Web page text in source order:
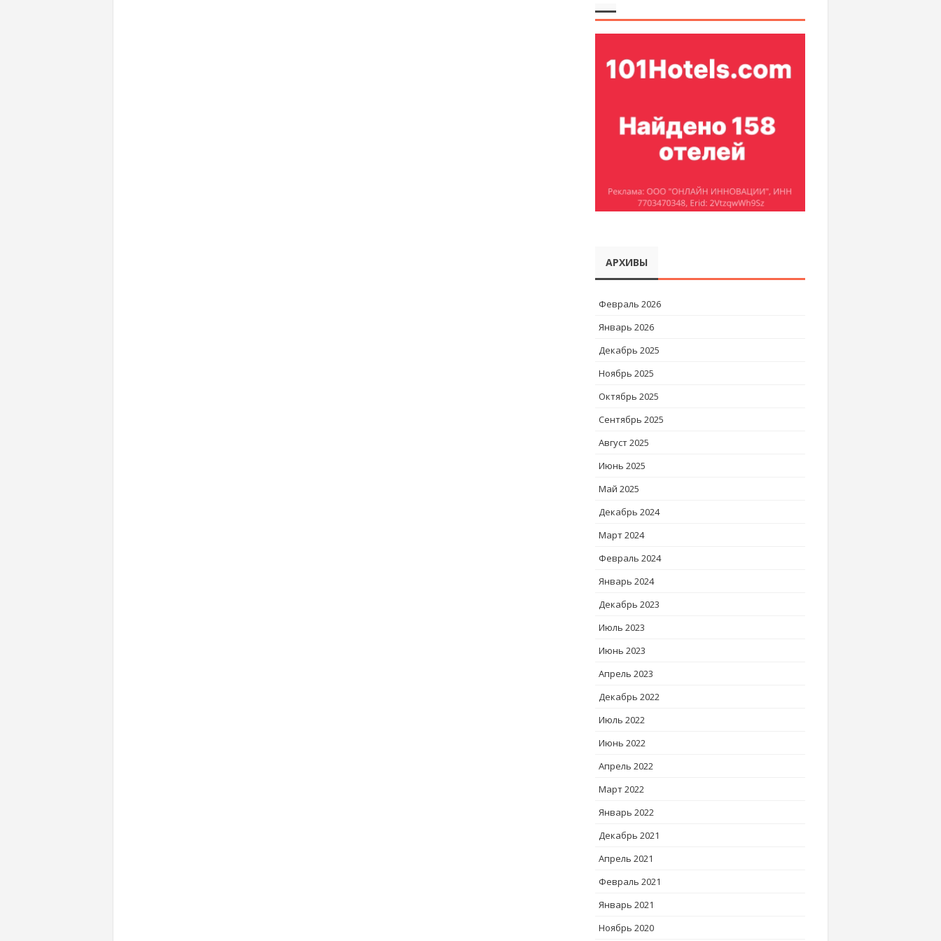
АРХИВЫ
Февраль 2026
Январь 2026
Декабрь 2025
Ноябрь 2025
Октябрь 2025
Сентябрь 2025
Август 2025
Июнь 2025
Май 2025
Декабрь 2024
Март 2024
Февраль 2024
Январь 2024
Декабрь 2023
Июль 2023
Июнь 2023
Апрель 2023
Декабрь 2022
Июль 2022
Июнь 2022
Апрель 2022
Март 2022
Январь 2022
Декабрь 2021
Апрель 2021
Февраль 2021
Январь 2021
Ноябрь 2020